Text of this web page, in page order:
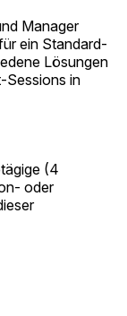
Manager
ein Standard-
Lösungen
Sessions in
(4
oder